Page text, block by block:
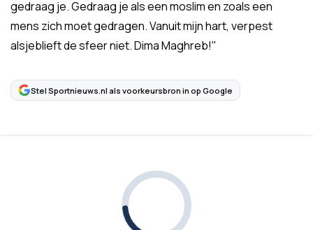
gedraag je. Gedraag je als een moslim en zoals een
mens zich moet gedragen. Vanuit mijn hart, verpest
alsjeblieft de sfeer niet. Dima Maghreb!"
Stel Sportnieuws.nl als voorkeursbron in op Google